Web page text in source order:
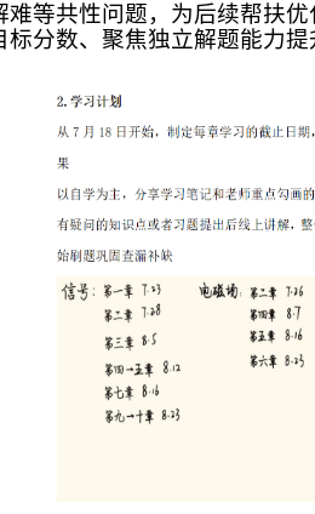
等共性问题，为后续帮扶
分数、聚焦独立解题能力